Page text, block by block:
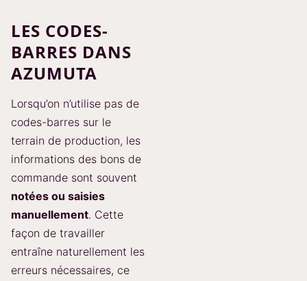
LES CODES-
BARRES DANS
AZUMUTA
Lorsqu’on n’utilise pas de
codes-barres sur le
terrain de production, les
informations des bons de
commande sont souvent
notées ou saisies
manuellement. Cette
façon de travailler
entraîne naturellement les
erreurs nécessaires, ce